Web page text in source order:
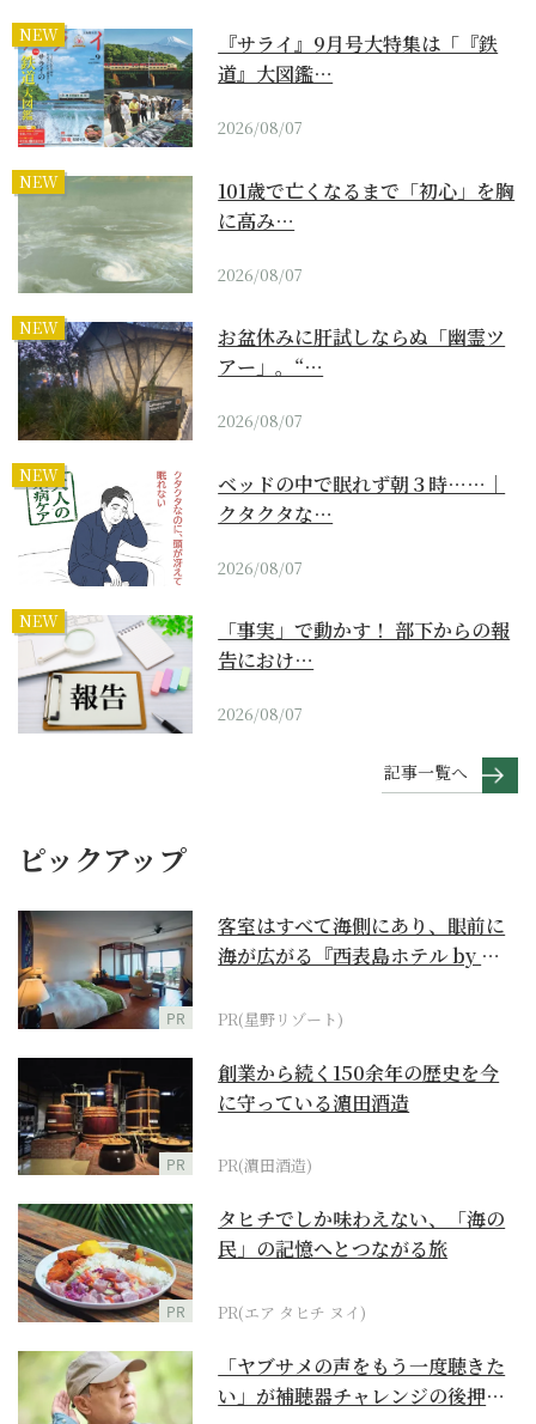
NEW
『サライ』9月号大特集は「『鉄
道』大図鑑…
2026/08/07
NEW
101歳で亡くなるまで「初心」を胸
に高み…
2026/08/07
NEW
お盆休みに肝試しならぬ「幽霊ツ
アー」。“…
2026/08/07
NEW
ベッドの中で眠れず朝３時……｜
クタクタな…
2026/08/07
NEW
「事実」で動かす！ 部下からの報
告におけ…
2026/08/07
記事一覧へ
ピックアップ
PR
客室はすべて海側にあり、眼前に
海が広がる『西表島ホテル by 星
PR(星野リゾート)
PR
創業から続く150余年の歴史を今
に守っている濵田酒造
PR(濵田酒造)
PR
タヒチでしか味わえない、「海の
民」の記憶へとつながる旅
PR(エア タヒチ ヌイ)
「ヤブサメの声をもう一度聴きた
い」が補聴器チャレンジの後押し